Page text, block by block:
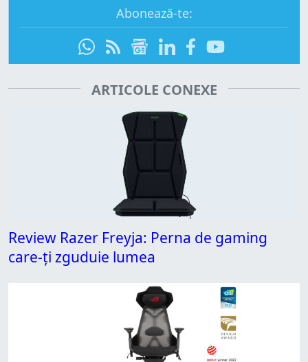
Abonează-te:
ARTICOLE CONEXE
Review Razer Freyja: Perna de gaming
care-ți zguduie lumea